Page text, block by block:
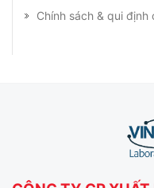
Chính sách & qui định